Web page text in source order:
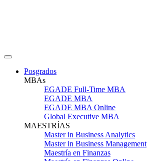
Posgrados
MBAs
EGADE Full-Time MBA
EGADE MBA
EGADE MBA Online
Global Executive MBA
MAESTRÍAS
Master in Business Analytics
Master in Business Management
Maestría en Finanzas